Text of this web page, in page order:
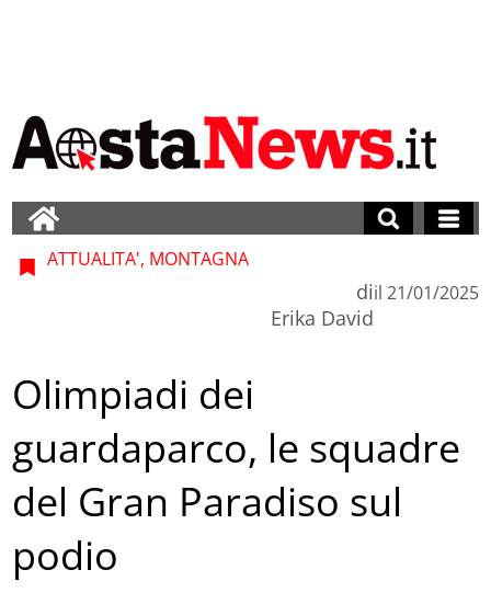
ATTUALITA', MONTAGNA
di
Erika David
il 21/01/2025
Olimpiadi dei
guardaparco, le squadre
del Gran Paradiso sul
podio